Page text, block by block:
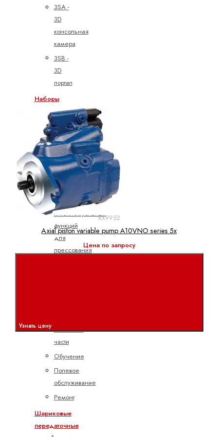
3SA -
3D
консольная
камера
3SB -
3D
портал
Наборы
интеллектуальных
функций
Интеллектуальный
функциональный
набор
для
обработки
Набор
интеллектуальных
функций
для
прессования
Запасные
части
Обучение
Полевое
обслуживание
Ремонт
Шариковые
передаточные
RX9952
Axial piston variable pump A10VNO series 5x
Цена по запросу
Узнать цену